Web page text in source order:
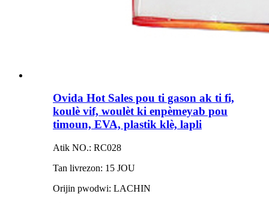
Ovida Hot Sales pou ti gason ak ti fi,
koulè vif, woulèt ki enpèmeyab pou
timoun, EVA, plastik klè, lapli
Atik NO.: RC028
Tan livrezon: 15 JOU
Orijin pwodwi: LACHIN